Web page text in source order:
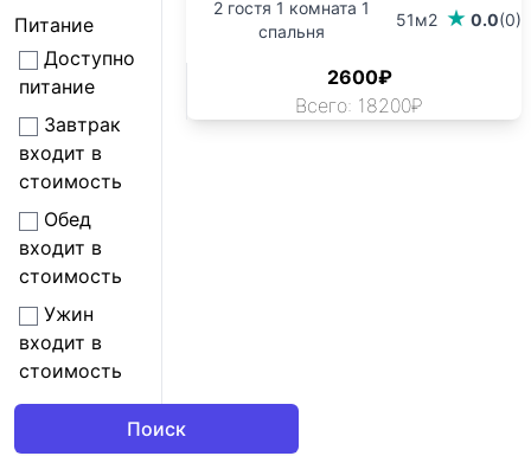
Питание
Доступно
питание
Завтрак
входит в
стоимость
Обед
входит в
стоимость
Ужин
входит в
стоимость
2 гостя 1 комната 1
спальня
51м2 0.0(0)
2600₽
Всего: 18200₽